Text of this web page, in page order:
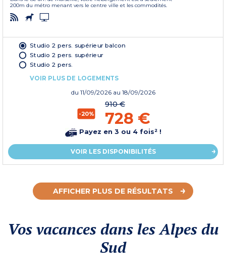
200m du métro menant vers le centre ville et les commodités.
Studio 2 pers. supérieur balcon
Studio 2 pers. supérieur
Studio 2 pers.
VOIR PLUS DE LOGEMENTS
du 11/09/2026 au 18/09/2026
-20%
910 €
728 €
Payez en 3 ou 4 fois² !
VOIR LES DISPONIBILITÉS
AFFICHER PLUS DE RÉSULTATS
Vos vacances dans les Alpes du
Sud